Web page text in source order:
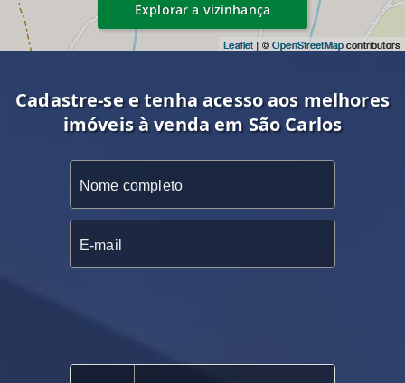
Leaflet | ©OpenStreetMapcontributors
Explorar a vizinhança
Cadastre-se e tenha acesso aos melhores
imóveis à venda em São Carlos